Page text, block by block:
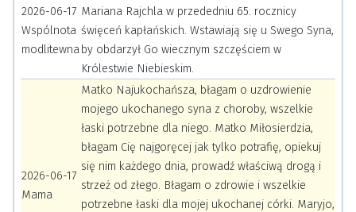
2026-06-17
Wspólnota
modlitewna
Mariana Rajchla w przededniu 65. rocznicy
święceń kapłańskich. Wstawiają się u Swego Syna,
by obdarzył Go wiecznym szczęściem w
Królestwie Niebieskim.
2026-06-17
Mama
Matko Najukochańsza, błagam o uzdrowienie
mojego ukochanego syna z choroby, wszelkie
łaski potrzebne dla niego. Matko Miłosierdzia,
błagam Cię najgoręcej jak tylko potrafię, opiekuj
się nim każdego dnia, prowadź właściwą drogą i
strzeż od złego. Błagam o zdrowie i wszelkie
potrzebne łaski dla mojej ukochanej córki. Maryjo,